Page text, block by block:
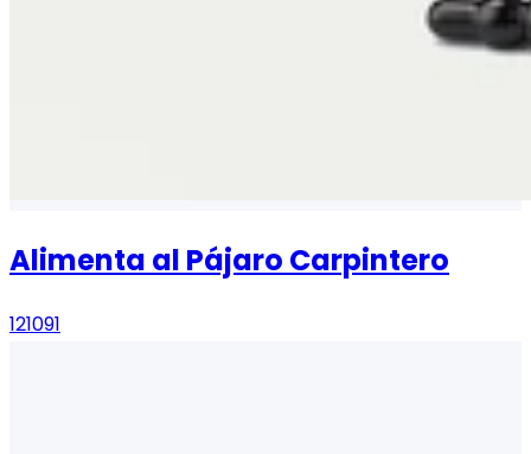
Alimenta al Pájaro Carpintero
121091